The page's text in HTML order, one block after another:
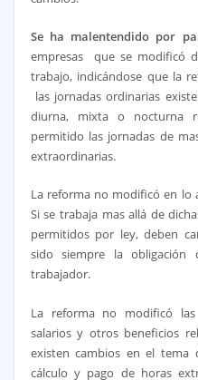
Se ha malentendido por
empresas que se modificó
trabajo, indicándose que la
las jornadas ordinarias
diurna, mixta o nocturna
permitido las jornadas de
extraordinarias.
La reforma no modificó en lo
Si se trabaja mas allá de
permitidos por ley, deben
sido siempre la
trabajador.
La reforma no modificó las
salarios y otros beneficios
existen cambios en el tema
cálculo y pago de horas